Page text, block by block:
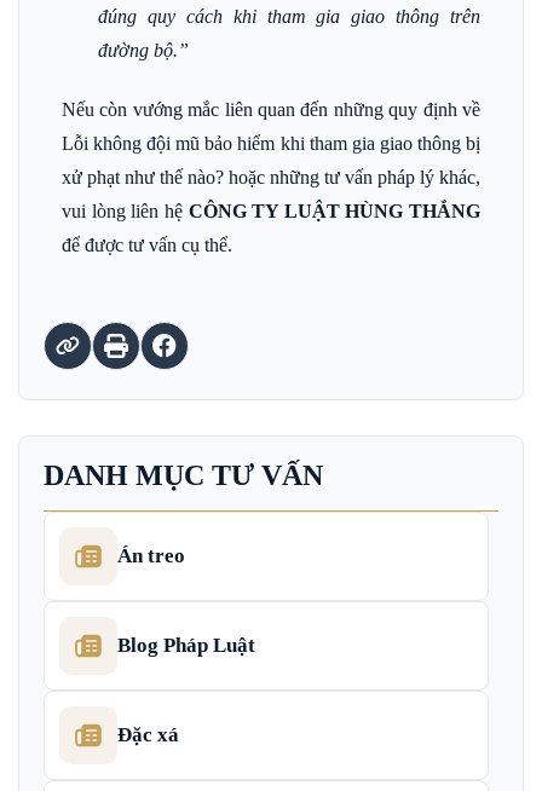
DANH MỤC TƯ VẤN
Án treo
Blog Pháp Luật
Đặc xá
đúng quy cách khi tham gia giao thông trên
đường bộ.”
Nếu còn vướng mắc liên quan đến những quy định về
Lỗi không đội mũ bảo hiểm khi tham gia giao thông bị
xử phạt như thế nào? hoặc những tư vấn pháp lý khác,
vui lòng liên hệ CÔNG TY LUẬT HÙNG THẮNG
để được tư vấn cụ thể.